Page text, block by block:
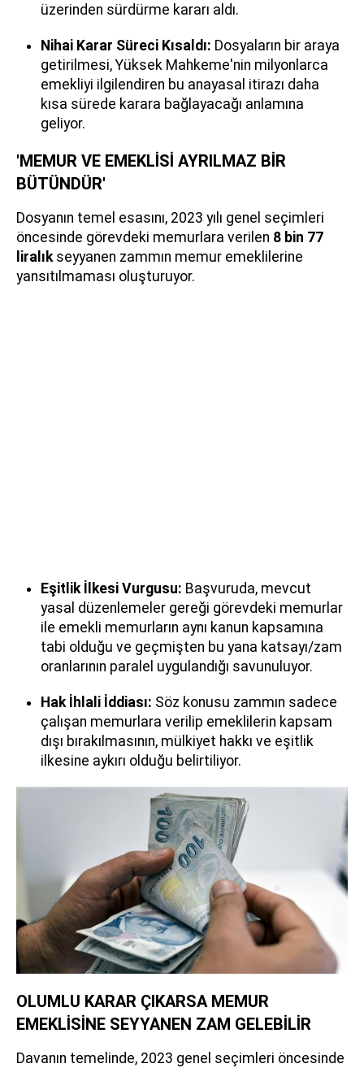
üzerinden sürdürme kararı aldı.
Nihai Karar Süreci Kısaldı: Dosyaların bir araya
getirilmesi, Yüksek Mahkeme'nin milyonlarca
emekliyi ilgilendiren bu anayasal itirazı daha
kısa sürede karara bağlayacağı anlamına
geliyor.
'MEMUR VE EMEKLİSİ AYRILMAZ BİR
BÜTÜNDÜR'
Dosyanın temel esasını, 2023 yılı genel seçimleri
öncesinde görevdeki memurlara verilen 8 bin 77
liralıkseyyanen zammın memur emeklilerine
yansıtılmaması oluşturuyor.
Eşitlik İlkesi Vurgusu: Başvuruda, mevcut
yasal düzenlemeler gereği görevdeki memurlar
ile emekli memurların aynı kanun kapsamına
tabi olduğu ve geçmişten bu yana katsayı/zam
oranlarının paralel uygulandığı savunuluyor.
Hak İhlali İddiası: Söz konusu zammın sadece
çalışan memurlara verilip emeklilerin kapsam
dışı bırakılmasının, mülkiyet hakkı ve eşitlik
ilkesine aykırı olduğu belirtiliyor.
OLUMLU KARAR ÇIKARSA MEMUR
EMEKLİSİNE SEYYANEN ZAM GELEBİLİR
Davanın temelinde, 2023 genel seçimleri öncesinde